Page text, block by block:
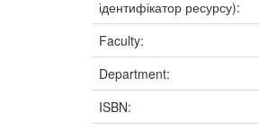
ідентифікатор ресурсу):
Faculty:
Department:
ISBN: